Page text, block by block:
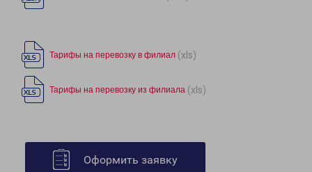
Тарифы на перевозку в филиал (xls)
Тарифы на перевозку из филиала (xls)
Оформить заявку